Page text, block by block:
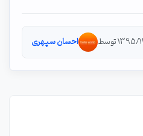
احسان سپهری